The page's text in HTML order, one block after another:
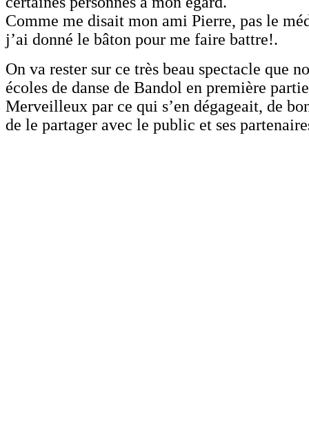
Comme me disait mon ami Pierre, pas le
j’ai donné le bâton pour me faire battre!.
On va rester sur ce très beau spectacle que
écoles de danse de Bandol en première
Merveilleux par ce qui s’en dégageait, de
de le partager avec le public et ses